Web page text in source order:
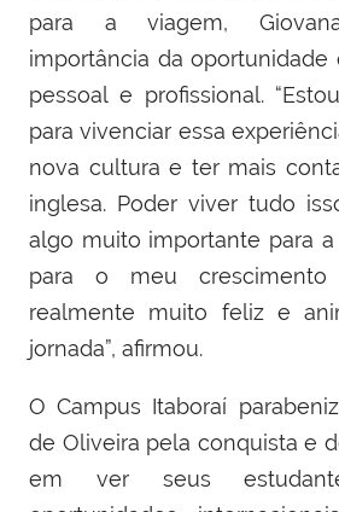
para a viagem,
importância da oportunidade
pessoal e profissional.
para vivenciar essa
nova cultura e ter mais
inglesa. Poder viver tudo
algo muito importante para
para o meu crescimento
realmente muito feliz e
jornada”, afirmou.
O Campus Itaboraí
de Oliveira pela conquista e
em ver seus